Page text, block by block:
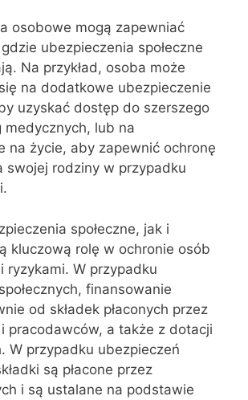
osobowe mogą zapewniać
ubezpieczenia społeczne
Na przykład, osoba może
na dodatkowe ubezpieczenie
uzyskać dostęp do szerszego
medycznych, lub na
na życie, aby zapewnić ochronę
swojej rodziny w przypadku
społeczne, jak i
kluczową rolę w ochronie osób
ryzykami. W przypadku
finansowanie
od składek płaconych przez
pracodawców, a także z dotacji
W przypadku ubezpieczeń
są płacone przez
i są ustalane na podstawie